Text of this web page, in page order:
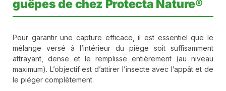
guêpes de chez Protecta Nature®
Pour garantir une capture efficace, il est essentiel que le
mélange versé à l’intérieur du piège soit suffisamment
attrayant, dense et le remplisse entièrement (au niveau
maximum). L’objectif est d’attirer l’insecte avec l’appât et de
le piéger complètement.